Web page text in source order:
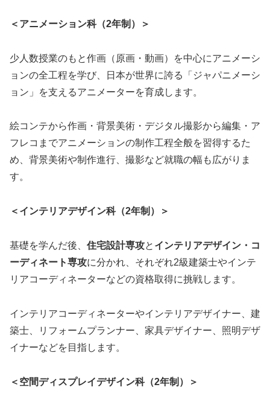
＜アニメーション科（2年制）＞
少人数授業のもと作画（原画・動画）を中心にアニメーシ
ョンの全工程を学び、日本が世界に誇る「ジャパニメーシ
ョン」を支えるアニメーターを育成します。
絵コンテから作画・背景美術・デジタル撮影から編集・ア
フレコまでアニメーションの制作工程全般を習得するた
め、背景美術や制作進行、撮影など就職の幅も広がりま
す。
＜インテリアデザイン科（2年制）＞
基礎を学んだ後、 住宅設計専攻と インテリアデザイン・コ
ーディネート専攻に分かれ、それぞれ2級建築士やインテ
リアコーディネーターなどの資格取得に挑戦します。
インテリアコーディネーターやインテリアデザイナー、建
築士、リフォームプランナー、家具デザイナー、照明デザ
イナーなどを目指します。
＜空間ディスプレイデザイン科（2年制）＞